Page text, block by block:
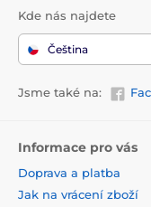
Kde nás najdete
Čeština
Jsme také na:
Informace pro vás
Doprava a platba
Jak na vrácení zboží